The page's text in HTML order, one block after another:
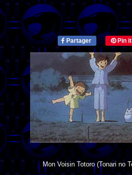
Partager Pin it
Mon Voisin Totoro(Tonari no